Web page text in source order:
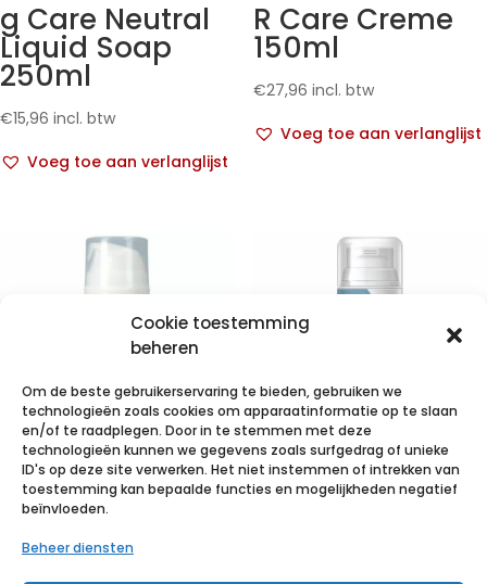
Cookie toestemming
beheren
Om de beste gebruikerservaring te bieden, gebruiken we
technologieën zoals cookies om apparaatinformatie op te slaan
en/of te raadplegen. Door in te stemmen met deze
technologieën kunnen we gegevens zoals surfgedrag of unieke
ID's op deze site verwerken. Het niet instemmen of intrekken van
toestemming kan bepaalde functies en mogelijkheden negatief
beïnvloeden.
Beheer diensten
g Care Neutral
Liquid Soap
250ml
€15,96 incl. btw
Voeg toe aan verlanglijst
R Care Creme
150ml
€27,96 incl. btw
Voeg toe aan verlanglijst
C Care Creme
150ml
I Care Lotion